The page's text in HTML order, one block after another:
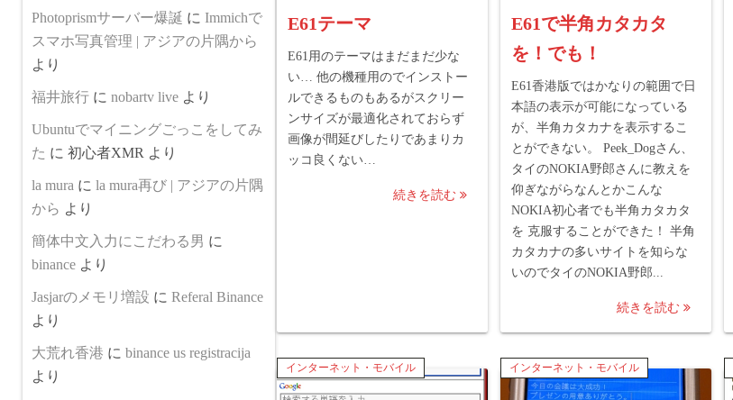
E61テーマ
E61用のテーマはまだまだ少な
い… 他の機種用のでインストー
ルできるものもあるがスクリー
ンサイズが最適化されておらず
画像が間延びしたりであまりカ
ッコ良くない…
続きを読む
E61で半角カタカタ
を！でも！
E61香港版ではかなりの範囲で日
本語の表示が可能になっている
が、半角カタカナを表示するこ
とができない。 Peek_Dogさん、
タイのNOKIA野郎さんに教えを
仰ぎながらなんとかこんな
NOKIA初心者でも半角カタカタ
を 克服することができた！ 半角
カタカナの多いサイトを知らな
いのでタイのNOKIA野郎...
続きを読む
インターネット・モバイル インターネット・モバイル
Photoprismサーバー爆誕 に Immichで
スマホ写真管理 | アジアの片隅から
より
福井旅行 に nobartv live より
Ubuntuでマイニングごっこをしてみ
た に 初心者XMR より
la mura に la mura再び | アジアの片隅
から より
簡体中文入力にこだわる男 に
binance より
Jasjarのメモリ増設 に Referal Binance
より
大荒れ香港 に binance us registracija
より